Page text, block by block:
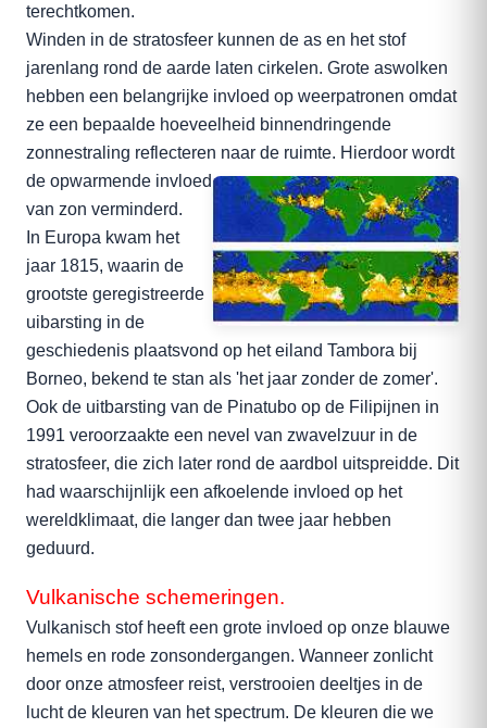
terechtkomen.
Winden in de stratosfeer kunnen de as en het stof
jarenlang rond de aarde laten cirkelen. Grote aswolken
hebben een belangrijke invloed op weerpatronen omdat
ze een bepaalde hoeveelheid binnendringende
zonnestraling reflecteren naar de ruimte. Hierdoor wordt
de opwarmende invloed
van zon verminderd.
In Europa kwam het
jaar 1815, waarin de
grootste geregistreerde
uibarsting in de
geschiedenis plaatsvond op het eiland Tambora bij
Borneo, bekend te stan als 'het jaar zonder de zomer'.
Ook de uitbarsting van de Pinatubo op de Filipijnen in
1991 veroorzaakte een nevel van zwavelzuur in de
stratosfeer, die zich later rond de aardbol uitspreidde. Dit
had waarschijnlijk een afkoelende invloed op het
wereldklimaat, die langer dan twee jaar hebben
geduurd.
Vulkanische schemeringen.
Vulkanisch stof heeft een grote invloed op onze blauwe
hemels en rode zonsondergangen. Wanneer zonlicht
door onze atmosfeer reist, verstrooien deeltjes in de
lucht de kleuren van het spectrum. De kleuren die we